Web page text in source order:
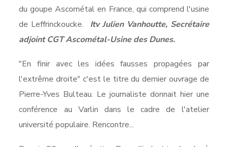
du goupe Ascométal en France, qui comprend l'usine
de Leffrinckoucke. Itv Julien Vanhoutte, Secrétaire
adjoint CGT Ascométal-Usine des Dunes.
"En finir avec les idées fausses propagées par
l'extrême droite" c'est le titre du dernier ouvrage de
Pierre-Yves Bulteau. Le journaliste donnait hier une
conférence au Varlin dans le cadre de l'atelier
université populaire. Rencontre...